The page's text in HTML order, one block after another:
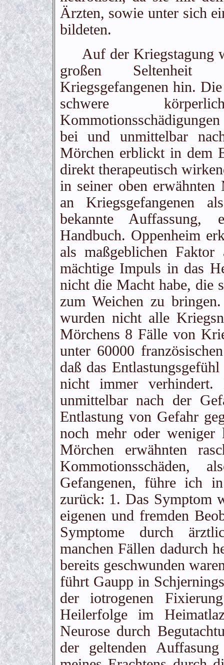
Ärzten, sowie unter sich
bildeten.
Auf der Kriegstagung
großen Seltenheit
Kriegsgefangenen hin.
schwere
bei und unmittelbar
Mörchen erblickt in dem
direkt therapeutisch
in seiner oben
an Kriegsgefangenen
bekannte Auffassung,
Handbuch. Oppenheim
als maßgeblichen
mächtige Impuls in das
nicht die Macht habe, die
zum Weichen zu
wurden nicht alle
Mörchens 8 Fälle von
unter 60000
daß das
nicht immer
unmittelbar nach der
Entlastung von Gefahr
noch mehr oder
Mörchen erwähnten
Kommotionsschäden,
Gefangenen, führe ich
zurück: 1. Das Symptom
eigenen und fremden
Symptome durch
manchen Fällen dadurch
bereits geschwunden
führt Gaupp in
der iotrogenen
Heilerfolge im
Neurose durch
der geltenden